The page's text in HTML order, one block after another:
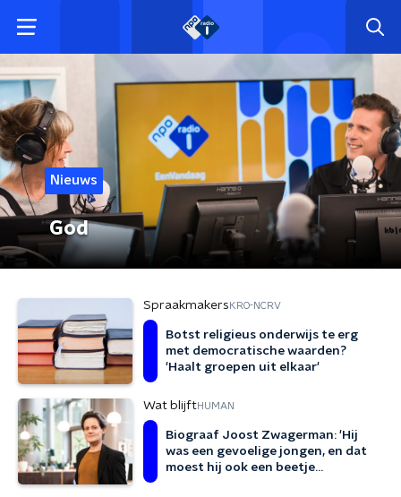
Nieuws
God
Spraakmakers KRO-NCRV
Botst religieus onderwijs te erg
met democratische waarden?
'Haalt groepen uit elkaar'
Wat blijftHUMAN
Biograaf Joost Zwagerman: 'Hij
was een gevoelige jongen, en dat
moest hij ook een beetje